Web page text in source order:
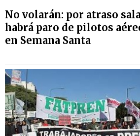
No volarán: por atraso
habrá paro de pilotos
en Semana Santa